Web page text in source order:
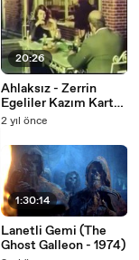
20:26
Ahlaksız - Zerrin
Egeliler Kazım Kartal
(1978)
2 yıl önce
1:30:14
Lanetli Gemi (The
Ghost Galleon - 1974)